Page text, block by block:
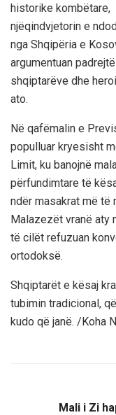
historike
njëqindvjetorin e
nga Shqipëria e
argumentuan
shqiptarëve dhe
ato.
Në qafëmalin e
populluar kryesisht
Limit, ku banojnë
përfundimtare të
ndër masakrat më të
Malazezët vranë aty
të cilët refuzuan
ortodoksë.
Shqiptarët e kësaj
tubimin tradicional,
kudo që janë. /Koha
Mali i Zi